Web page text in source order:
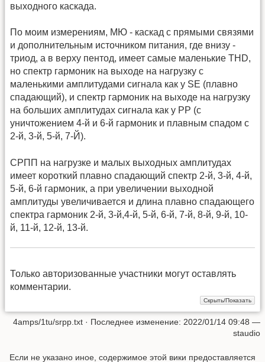
выходного каскада.
По моим измерениям, МЮ - каскад с прямыми связями
и дополнительным источником питания, где внизу -
триод, а в верху пентод, имеет самые маленькие THD,
но спектр гармоник на выходе на нагрузку с
маленькими амплитудами сигнала как у SE (плавно
спадающий), и спектр гармоник на выходе на нагрузку
на больших амплитудах сигнала как у PP (с
уничтожением 4-й и 6-й гармоник и плавным спадом с
2-й, 3-й, 5-й, 7-Й).
СРПП на нагрузке и малых выходных амплитудах
имеет короткий плавно спадающий спектр 2-й, 3-й, 4-й,
5-й, 6-й гармоник, а при увеличении выходной
амплитуды увеличивается и длина плавно спадающего
спектра гармоник 2-й, 3-й,4-й, 5-й, 6-й, 7-й, 8-й, 9-й, 10-
й, 11-й, 12-й, 13-й.
Только авторизованные участники могут оставлять
комментарии.
4amps/1tu/srpp.txt · Последнее изменение: 2022/01/14 09:48 —
staudio
Если не указано иное, содержимое этой вики предоставляется